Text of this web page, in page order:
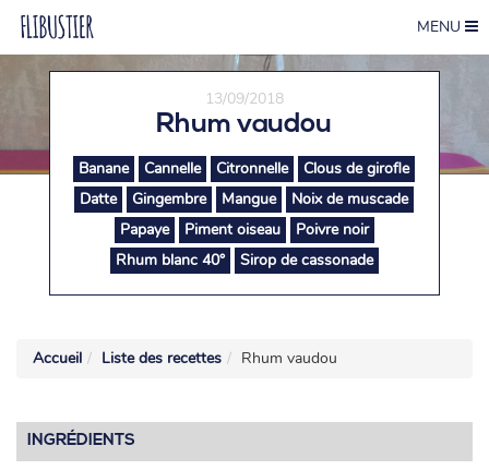
MENU
13/09/2018
Rhum vaudou
Banane Cannelle Citronnelle
Clous de girofle
Datte
Gingembre Mangue
Noix de muscade
Papaye
Piment oiseau
Poivre noir
Rhum blanc 40°
Sirop de cassonade
Accueil Liste des recettes Rhum vaudou
INGRÉDIENTS